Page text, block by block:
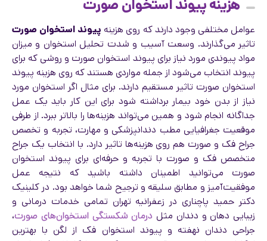
هزینه پیوند استخوان صورت
عوامل مختلفی وجود دارند که روی هزینه پیوند استخوان صورت
تاثیر می‌گذارند. وسعت آسیب و شدت تحلیل استخوان و میزان
مواد پیوندی مورد نیاز برای پیوند استخوان صورت و روشی که برای
پیوند انتخاب می‌شود از جمله مواردی هستند که روی هزینه پیوند
استخوان صورت تاثیر مستقیم دارند. برای مثال اگر استخوان مورد
نیاز از بدن خود بیمار برداشته شود برای این کار باید یک عمل
جداگانه انجام شود و همین می‌تواند هزینه‌ها را بالاتر ببرد. از طرفی
موقعیت جغرافیایی مطب دندانپزشکی و مهارت، تجربه و تخصص
جراح فک و صورت هم روی هزینه‌ها تاثیر دارد. با انتخاب یک جراح
متخصص فک و صورت با تجربه و حرفه‌ای برای پیوند استخوان
صورت می‌توانید اطمینان داشته باشید که نتیجه عمل
موفقیت‌آمیز و مطابق سلیقه و ترجیح شما خواهد بود. در کلینیک
دکتر حمید پاچناری در زعفرانیه تهران تمامی خدمات درمانی و
زیبایی دهان و دندان مثل درمان شکستگی استخوان‌های صورت،
جراحی دندان نهفته و پیوند استخوان فک از لگن با بهترین